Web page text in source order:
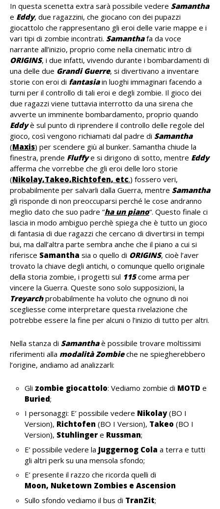
In questa scenetta extra sarà possibile vedere Samantha
e Eddy, due ragazzini, che giocano con dei pupazzi
giocattolo che rappresentano gli eroi delle varie mappe e i
vari tipi di zombie incontrati. Samanthafa da voce
narrante all’inizio, proprio come nella cinematic intro di
ORIGINS, i due infatti, vivendo durante i bombardamenti di
una delle due Grandi Guerre, si divertivano a inventare
storie con eroi di fantasiain luoghi immaginari facendo a
turni per il controllo di tali eroi e degli zombie. Il gioco dei
due ragazzi viene tuttavia interrotto da una sirena che
avverte un imminente bombardamento, proprio quando
Eddyè sul punto di riprendere il controllo delle regole del
gioco, così vengono richiamati dal padre di Samantha
(Maxis) per scendere giù al bunker. Samantha chiude la
finestra, prende Fluffye si dirigono di sotto, mentre Eddy
afferma che vorrebbe che gli eroi delle loro storie
(Nikolay,Takeo,Richtofen, etc.) fossero veri,
probabilmente per salvarli dalla Guerra, mentre Samantha
gli risponde di non preoccuparsi perché le cose andranno
meglio dato che suo padre “ha un piano“. Questo finale ci
lascia in modo ambiguo perchè spiega che è tutto un gioco
di fantasia di due ragazzi che cercano di divertirsi in tempi
bui, ma dall’altra parte sembra anche che il piano a cui si
riferisce Samantha sia o quello di ORIGINS, cioè l’aver
trovato la chiave degli antichi, o comunque quello originale
della storia zombie, i progetti sul 115come arma per
vincere la Guerra. Queste sono solo supposizioni, la
Treyarchprobabilmente ha voluto che ognuno di noi
scegliesse come interpretare questa rivelazione che
potrebbe essere la fine per alcuni o l’inizio di tutto per altri.
Nella stanza di Samanthaè possibile trovare moltissimi
riferimenti alla modalità Zombieche ne spiegherebbero
l’origine, andiamo ad analizzarli:
Gli zombie giocattolo: Vediamo zombie di MOTD e
Buried;
I personaggi: E’ possibile vedere Nikolay(BO I
Version), Richtofen (BO I Version), Takeo (BO I
Version), Stuhlinger e Russman;
E’ possibile vedere la Juggernog Cola a terra e tutti
gli altri perk su una mensola sfondo;
E’ presente il razzo che ricorda quelli di
Moon, Nuketown Zombies e Ascension
Sullo sfondo vediamo il bus di TranZit;